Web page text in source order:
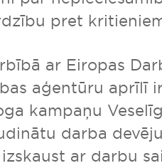
pret
ar Eiropas
aģentūru aprīlī
kampaņu
darba
ar darbu